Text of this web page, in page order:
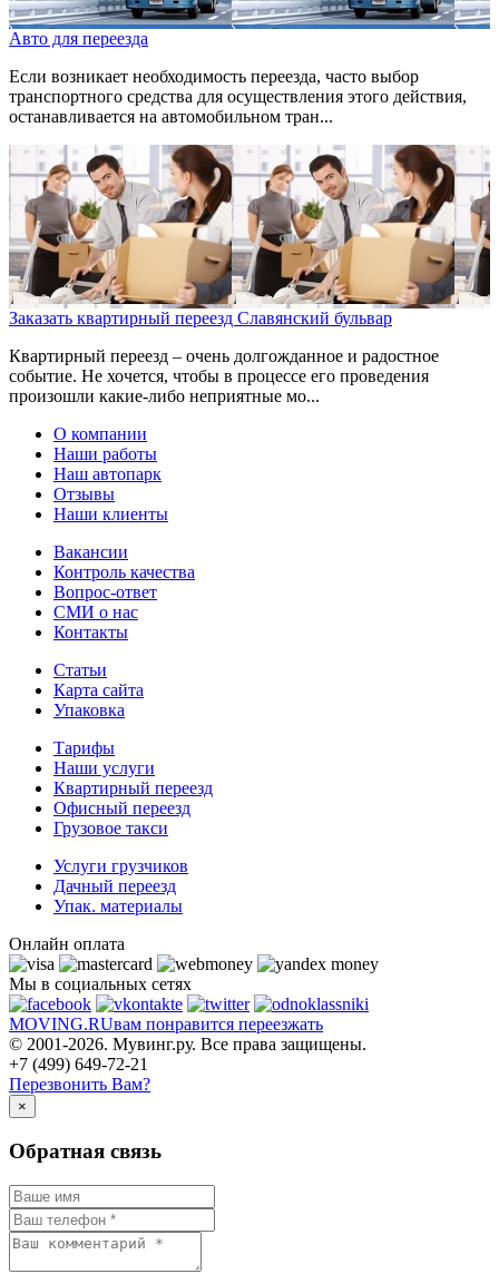
Авто для переезда
Если возникает необходимость переезда, часто выбор
транспортного средства для осуществления этого действия,
останавливается на автомобильном тран...
Заказать квартирный переезд Славянский бульвар
Квартирный переезд – очень долгожданное и радостное
событие. Не хочется, чтобы в процессе его проведения
произошли какие-либо неприятные мо...
О компании
Наши работы
Наш автопарк
Отзывы
Наши клиенты
Вакансии
Контроль качества
Вопрос-ответ
СМИ о нас
Контакты
Статьи
Карта сайта
Упаковка
Тарифы
Наши услуги
Квартирный переезд
Офисный переезд
Грузовое такси
Услуги грузчиков
Дачный переезд
Упак. материалы
Онлайн оплата
Мы в социальных сетях
MOVING.RUвам понравится переезжать
© 2001-2026. Мувинг.ру. Все права защищены.
+7 (499) 649-72-21
Перезвонить Вам?
×
Обратная связь